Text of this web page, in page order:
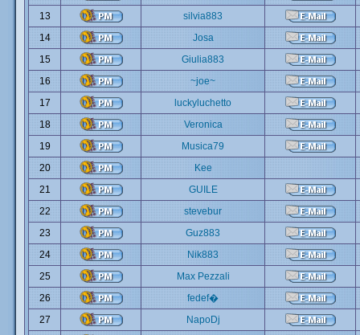
13
silvia883
14
Josa
15
Giulia883
16
~joe~
17
luckyluchetto
18
Veronica
19
Musica79
20
Kee
21
GUILE
22
stevebur
23
Guz883
24
Nik883
25
Max Pezzali
26
fedef�
27
NapoDj